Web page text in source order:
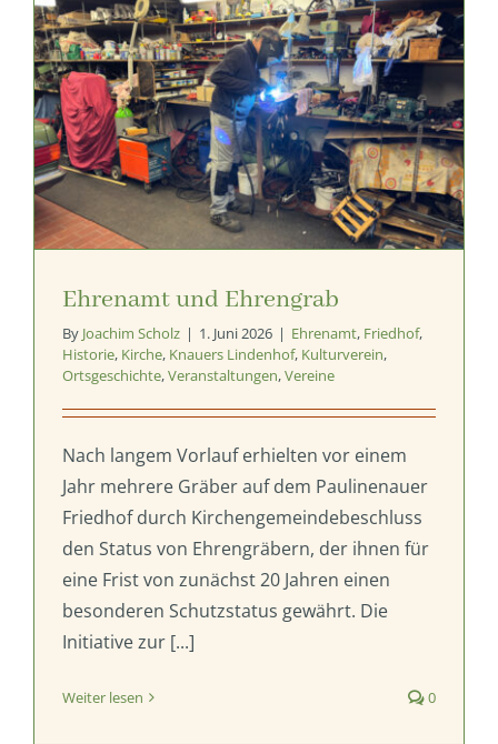
Ehrenamt und Ehrengrab
By Joachim Scholz | 1. Juni 2026 | Ehrenamt, Friedhof,
Historie, Kirche, Knauers Lindenhof, Kulturverein,
Ortsgeschichte,Veranstaltungen,Vereine
Nach langem Vorlauf erhielten vor einem
Jahr mehrere Gräber auf dem Paulinenauer
Friedhof durch Kirchengemeindebeschluss
den Status von Ehrengräbern, der ihnen für
eine Frist von zunächst 20 Jahren einen
besonderen Schutzstatus gewährt. Die
Initiative zur [...]
Weiter lesen 0